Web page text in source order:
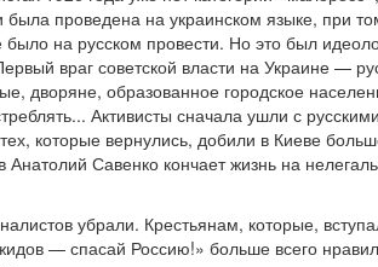
была проведена на украинском языке, при
было на русском провести. Но это был
враг советской власти на Украине —
дворяне, образованное городское
Активисты сначала ушли с
которые вернулись, добили в Киеве
Анатолий Савенко кончает жизнь на
убрали. Крестьянам, которые,
— спасай Россию!» больше всего